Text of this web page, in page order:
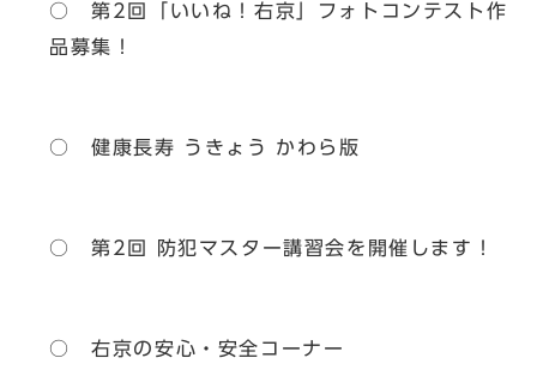
○ 第2回「いいね！右京」フォトコンテスト作
品募集！
○ 健康長寿 うきょう かわら版
○ 第2回 防犯マスター講習会を開催します！
○ 右京の安心・安全コーナー